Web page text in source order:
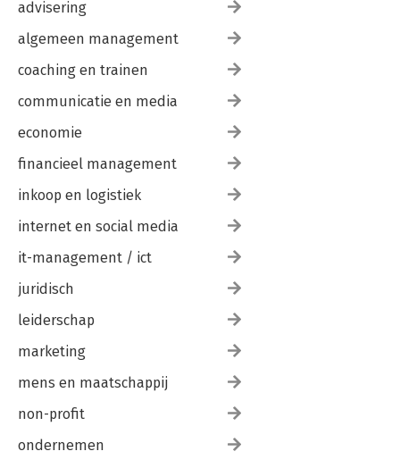
advisering
algemeen management
coaching en trainen
communicatie en media
economie
financieel management
inkoop en logistiek
internet en social media
it-management / ict
juridisch
leiderschap
marketing
mens en maatschappij
non-profit
ondernemen